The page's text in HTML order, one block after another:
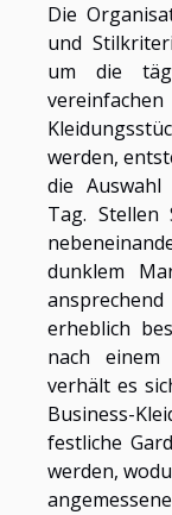
Die
und
um die
werden,
die
Tag.
dunklem
erheblich
nach einem
verhält es
Business-
festliche
werden,